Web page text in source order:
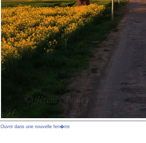
Ouvrir dans une nouvelle fen�tre